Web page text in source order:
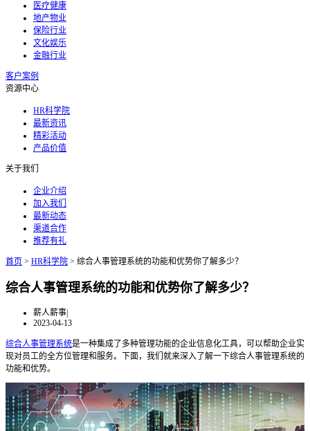
医疗健康
地产物业
保险行业
文化娱乐
金融行业
客户案例
资源中心
HR科学院
最新资讯
精彩活动
产品价值
关于我们
企业介绍
加入我们
最新动态
渠道合作
推荐有礼
首页 > HR科学院 > 综合人事管理系统的功能和优势你了解多少？
综合人事管理系统的功能和优势你了解多少？
薪人薪事|
2023-04-13
综合人事管理系统是一种集成了多种管理功能的企业信息化工具，可以帮助企业实
现对员工的全方位管理和服务。下面，我们就来深入了解一下综合人事管理系统的
功能和优势。